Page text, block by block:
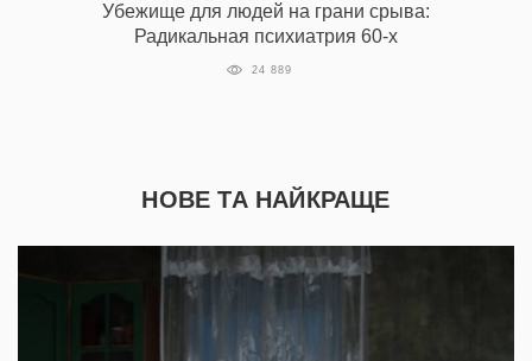
Убежище для людей на грани срыва:
Радикальная психиатрия 60-х
24 889
НОВЕ ТА НАЙКРАЩЕ